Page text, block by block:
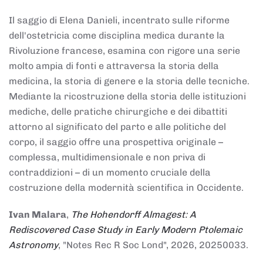
Il saggio di Elena Danieli, incentrato sulle riforme
dell'ostetricia come disciplina medica durante la
Rivoluzione francese, esamina con rigore una serie
molto ampia di fonti e attraversa la storia della
medicina, la storia di genere e la storia delle tecniche.
Mediante la ricostruzione della storia delle istituzioni
mediche, delle pratiche chirurgiche e dei dibattiti
attorno al significato del parto e alle politiche del
corpo, il saggio offre una prospettiva originale –
complessa, multidimensionale e non priva di
contraddizioni – di un momento cruciale della
costruzione della modernità scientifica in Occidente.
Ivan Malara, The Hohendorff Almagest: A
Rediscovered Case Study in Early Modern Ptolemaic
Astronomy, "Notes Rec R Soc Lond", 2026, 20250033.